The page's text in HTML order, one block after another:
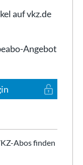
auf vkz.de
Angebot
Abos finden